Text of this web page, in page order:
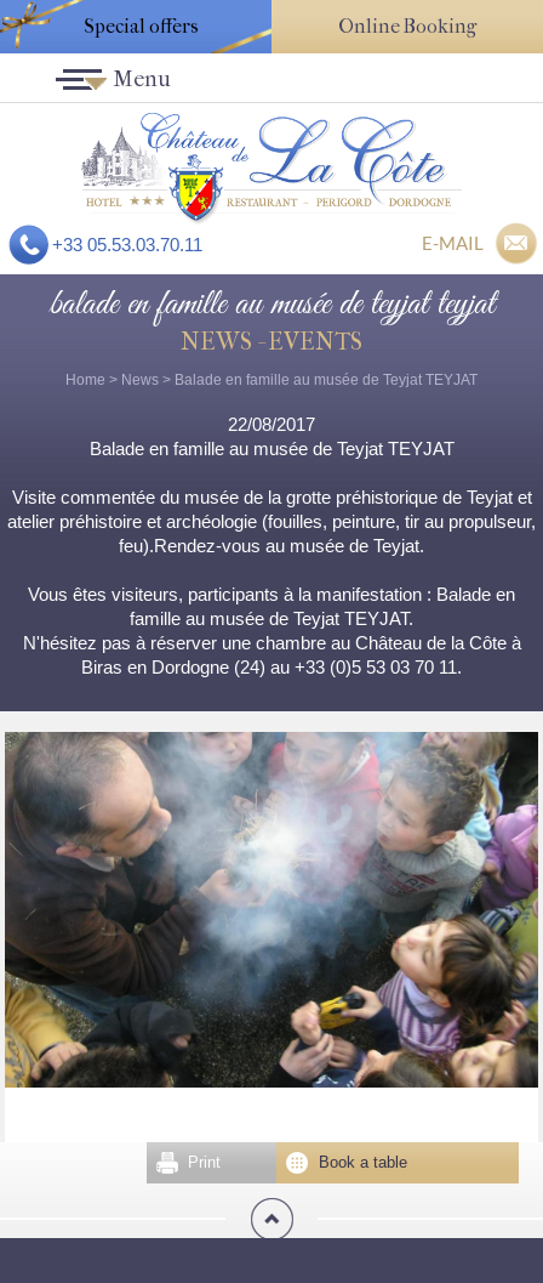
Special offers Online Booking
+33 05.53.03.70.11 E-MAIL
Menu
balade en famille au musée de teyjat teyjat
NEWS - EVENTS
Home > News > Balade en famille au musée de Teyjat TEYJAT
22/08/2017
Balade en famille au musée de Teyjat TEYJAT
Visite commentée du musée de la grotte préhistorique de Teyjat et
atelier préhistoire et archéologie (fouilles, peinture, tir au propulseur,
feu).Rendez-vous au musée de Teyjat.
Vous êtes visiteurs, participants à la manifestation : Balade en
famille au musée de Teyjat TEYJAT.
N'hésitez pas à réserver une chambre au Château de la Côte à
Biras en Dordogne (24) au +33 (0)5 53 03 70 11.
Book a table
Print